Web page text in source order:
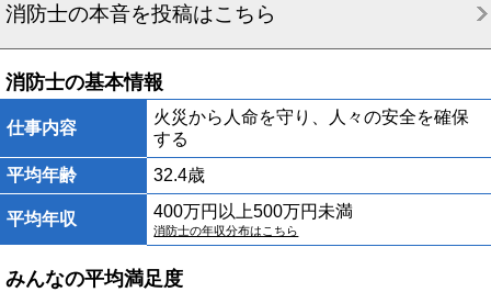
消防士の本音を投稿はこちら
消防士の基本情報
仕事内容
火災から人命を守り、人々の安全を確保
する
平均年齢
32.4歳
平均年収 400万円以上500万円未満
消防士の年収分布はこちら
みんなの平均満足度